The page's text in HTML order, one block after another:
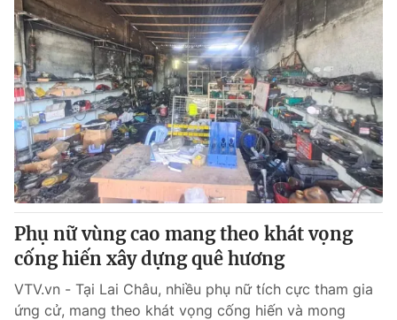
Phụ nữ vùng cao mang theo khát vọng
cống hiến xây dựng quê hương
VTV.vn - Tại Lai Châu, nhiều phụ nữ tích cực tham gia
ứng cử, mang theo khát vọng cống hiến và mong